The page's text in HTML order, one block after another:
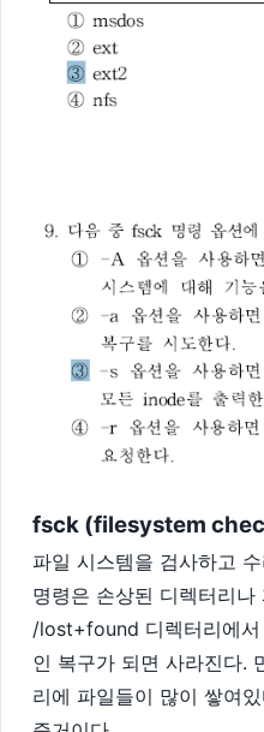
fsck (filesystem
파일 시스템을 검사하고
명령은 손상된 디렉터리
/lost+found 디렉터리에서
인 복구가 되면 사라진다.
리에 파일들이 많이 쌓여